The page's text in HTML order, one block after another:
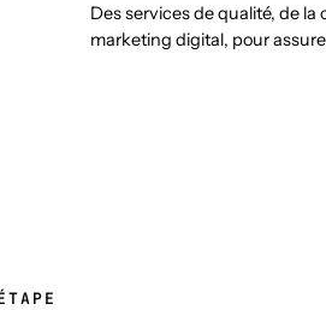
Des services de qualité, de
marketing digital, pour